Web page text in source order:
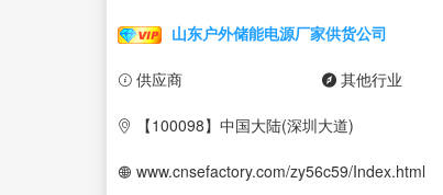
山东户外储能电源厂家供货公司
供应商 其他行业
【100098】中国大陆(深圳大道)
www.cnsefactory.com/zy56c59/Index.html